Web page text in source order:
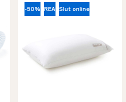
-50% REA Slut online